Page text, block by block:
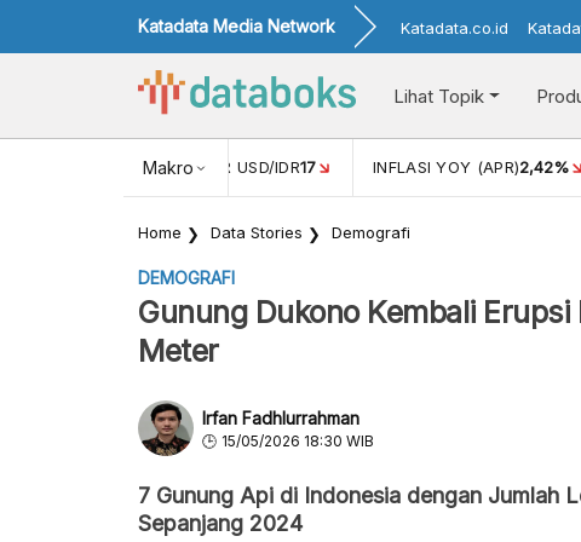
Katadata Media Network Katadata.co.id
Lihat Topik
Makro
NILAI TUKAR USD/IDR17 INFLASI YOY (APR)2,42%
Home Data Stories Demografi
DEMOGRAFI
Gunung Dukono Kembali
Meter
Irfan Fadhlurrahman
15/05/2026 18:30 WIB
7 Gunung Api di Indonesia dengan Jumlah
Sepanjang 2024